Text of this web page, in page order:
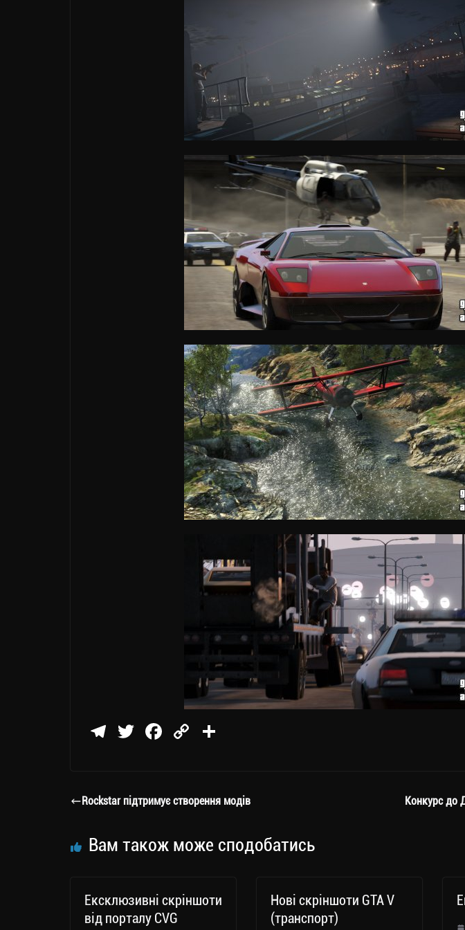
Te
a
T
er
Fa
ok
C
Li ли
ся
Rockstar підтримує створення модів Конкурс до
Вам також може сподобатись
Ексклюзивні скріншоти
від порталу CVG
Нові скріншоти GTA V
(транспорт)